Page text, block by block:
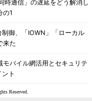
時通信」の遅延をどう解消し
の1
御、「IOWN」「ローカル
来た
モバイル網活用とセキュリテ
ト
Reserved.